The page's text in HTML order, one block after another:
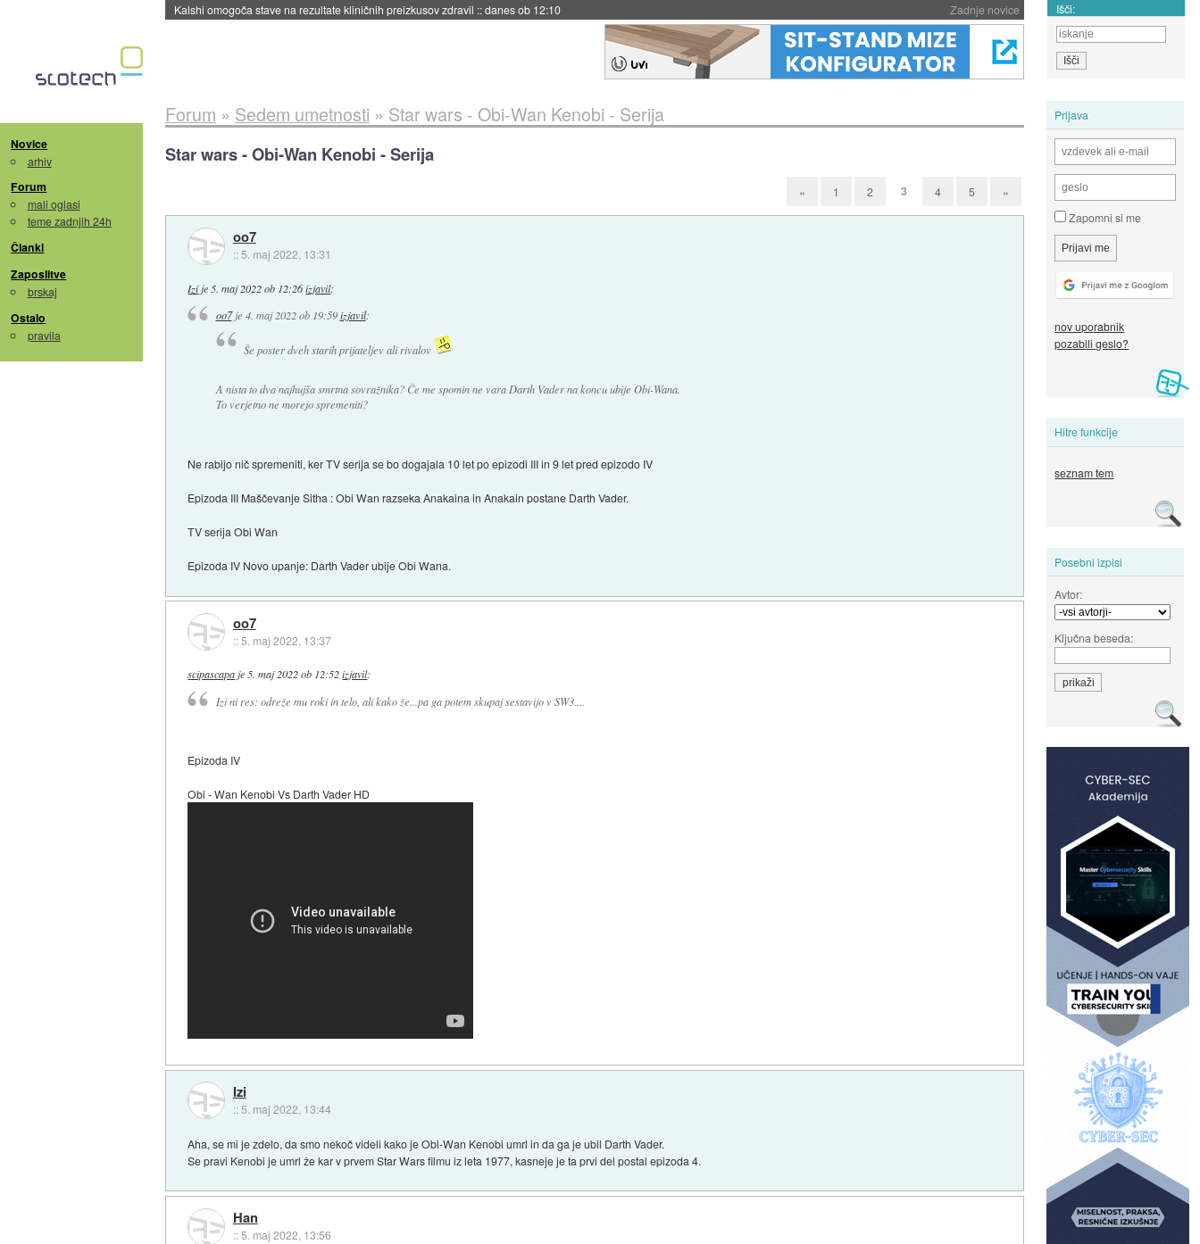
Zadnje novice
Sandisk že prodal več kot polovico SSD-jev za naslednji dve leti::danes ob 11:37 Išči:
Novice
arhiv
Forum
mali oglasi
teme zadnjih 24h
Članki
Zaposlitve
brskaj
Ostalo
pravila
Prijava
Zapomni si me
nov uporabnik
pozabili geslo?
Hitre funkcije
seznam tem
Posebni izpisi
Avtor:
Ključna beseda:
Forum » Sedem umetnosti » Star wars - Obi-Wan Kenobi - Serija
Star wars - Obi-Wan Kenobi - Serija
« 1 2 3 4 5 »
oo7
:: 5. maj 2022, 13:31
Izije 5. maj 2022 ob 12:26 izjavil:
oo7je 4. maj 2022 ob 19:59 izjavil:
Še poster dveh starih prijateljev ali rivalov
A nista to dva najhujša smrtna sovražnika? Če me spomin ne vara Darth Vader na koncu ubije Obi-Wana.
To verjetno ne morejo spremeniti?
Ne rabijo nič spremeniti, ker TV serija se bo dogajala 10 let po epizodi III in 9 let pred epizodo IV
Epizoda III Maščevanje Sitha : Obi Wan razseka Anakaina in Anakain postane Darth Vader.
TV serija Obi Wan
Epizoda IV Novo upanje: Darth Vader ubije Obi Wana.
oo7
::5. maj 2022, 13:37
scipascapaje5. maj 2022 ob 12:52 izjavil:
Izi ni res: odreže mu roki in telo, ali kako že...pa ga potem skupaj sestavijo v SW3....
Epizoda IV
Obi - Wan Kenobi Vs Darth Vader HD
Izi
:: 5. maj 2022, 13:44
Aha, se mi je zdelo, da smo nekoč videli kako je Obi-Wan Kenobi umrl in da ga je ubil Darth Vader.
Se pravi Kenobi je umrl že kar v prvem Star Wars filmu iz leta 1977, kasneje je ta prvi del postal epizoda 4.
Han
::5. maj 2022, 13:56